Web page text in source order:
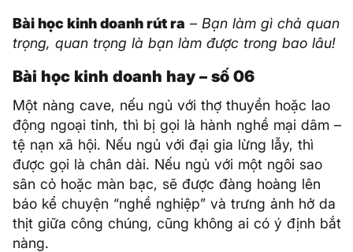
Bài học kinh doanh rút ra – Bạn làm gì chả quan
trọng, quan trọng là bạn làm được trong bao lâu!
Bài học kinh doanh hay – số 06
Một nàng cave, nếu ngủ với thợ thuyền hoặc lao
động ngoại tỉnh, thì bị gọi là hành nghề mại dâm –
tệ nạn xã hội. Nếu ngủ với đại gia lừng lẫy, thì
được gọi là chân dài. Nếu ngủ với một ngôi sao
sân cỏ hoặc màn bạc, sẽ được đàng hoàng lên
báo kể chuyện “nghề nghiệp” và trưng ảnh hở da
thịt giữa công chúng, cũng không ai có ý định bắt
nàng.